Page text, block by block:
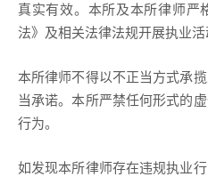
真实有效。本所及本所律师严
法》及相关法律法规开展执业活
本所律师不得以不正当方式承
当承诺。本所严禁任何形式的
行为。
如发现本所律师存在违规执业